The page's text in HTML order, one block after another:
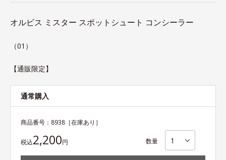
オルビス ミスター スポットシュート コンシーラー
（01）
【通販限定】
通常購入
商品番号： 8938 ［在庫あり］
税込2,200円 数量